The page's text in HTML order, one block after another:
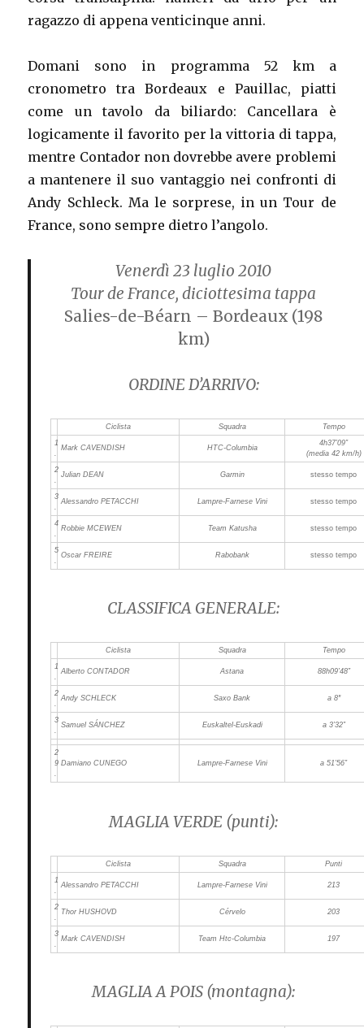
ragazzo di appena venticinque anni.
Domani sono in programma 52 km a
cronometro tra Bordeaux e Pauillac, piatti
come un tavolo da biliardo: Cancellara è
logicamente il favorito per la vittoria di tappa,
mentre Contador non dovrebbe avere problemi
a mantenere il suo vantaggio nei confronti di
Andy Schleck. Ma le sorprese, in un Tour de
France, sono sempre dietro l’angolo.
Venerdì 23 luglio 2010
Tour de France, diciottesima tappa
Salies-de-Béarn – Bordeaux (198
km)
ORDINE D’ARRIVO:
Ciclista Squadra
Tempo
1
.
Mark CAVENDISH HTC-Columbia
4h37’09”
(media 42 km/h)
2
.
Julian DEAN Garmin stesso tempo
3
.
Alessandro PETACCHI Lampre-Farnese Vini stesso tempo
4
.
Robbie MCEWEN Team Katusha stesso tempo
5
.
Oscar FREIRE Rabobank stesso tempo
CLASSIFICA GENERALE:
Ciclista Squadra
Tempo
1
.
Alberto CONTADOR Astana 88h09’48”
2
.
Andy SCHLECK Saxo Bank a 8″
3
.
Samuel SÁNCHEZ Euskaltel-Euskadi a 3’32”
2
9
.
Damiano CUNEGO Lampre-Farnese Vini a 51’56”
MAGLIA VERDE (punti):
Ciclista Squadra
Punti
1
Alessandro PETACCHI Lampre-Farnese Vini 213
2
Thor HUSHOVD Cérvelo 203
3
Mark CAVENDISH Team Htc-Columbia 197
MAGLIA A POIS (montagna):